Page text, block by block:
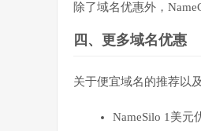
除了域名优惠外，
四、更多域名优惠
关于便宜域名的推荐以
NameSilo 1美元